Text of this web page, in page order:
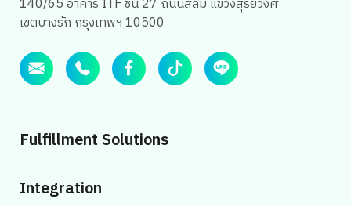
เลือกส่วนผสม คิดค้นสูตร ออกแบบบรรจุภัณฑ์ จนถึงควบคุม
การผลิตทุกขั้นตอน […]
เขตบางรัก กรุงเทพฯ 10500
Fulfillment Solutions
Integration